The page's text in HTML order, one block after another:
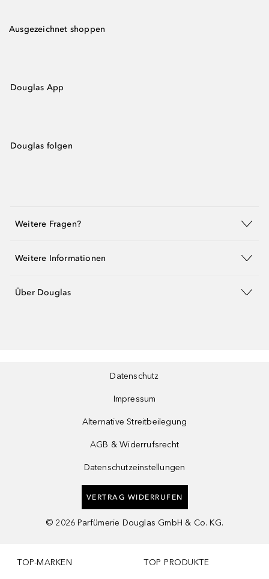
Ausgezeichnet shoppen
Douglas App
Douglas folgen
Weitere Fragen?
Weitere Informationen
Über Douglas
Datenschutz
Impressum
Alternative Streitbeilegung
AGB & Widerrufsrecht
Datenschutzeinstellungen
VERTRAG WIDERRUFEN
© 2026 Parfümerie Douglas GmbH & Co. KG.
TOP-MARKEN TOP PRODUKTE